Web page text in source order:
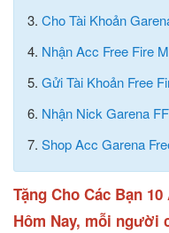
3. Cho Tài Khoản
4. Nhận Acc Free Fire
5. Gửi Tài Khoản Free
6. Nhận Nick Garena
7. Shop Acc Garena
Tặng Cho Các Bạn
Hôm Nay, mỗi người